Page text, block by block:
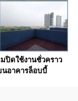
ปิดใช้งานชั่วคราว
นอาคารล็อบบี้